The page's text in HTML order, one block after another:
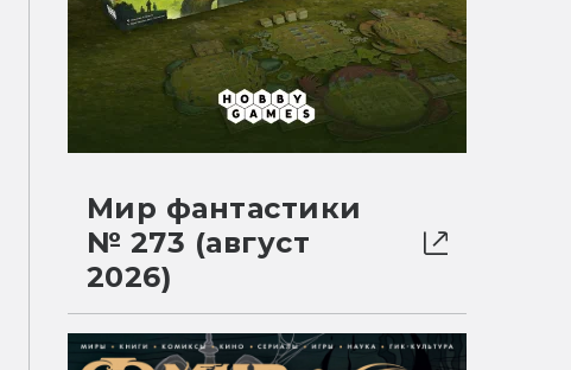
Мир фантастики
№ 273 (август
2026)